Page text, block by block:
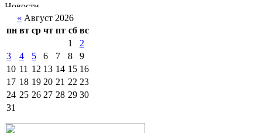
« Август 2026
пн вт ср чт пт сб вс
1
2
3
4 5 6 7 8
9
10 11 12 13 14 15 16
17 18 19 20 21 22 23
24 25 26 27 28 29 30
31